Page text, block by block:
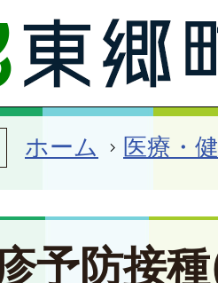
ホーム 医療・
予防接